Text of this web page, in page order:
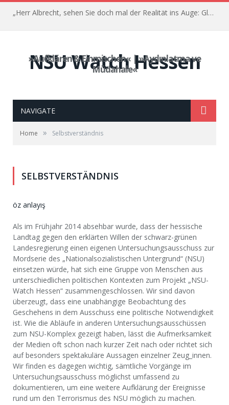
„Herr Albrecht, sehen Sie doch mal der Realität ins Auge: Glauben Sie, dass das was gebracht hat?“ – Der Prozess gegen Franco Albrecht – 35. Sitzung, 03. Juni 2022
NSU Watch Hessen
»Aufklären & Einmischen« | »Aydınlatma ve
Müdahale«
NAVIGATE
Home » Selbstverständnis
SELBSTVERSTÄNDNIS
öz anlayış
Als im Frühjahr 2014 absehbar wurde, dass der hessische
Landtag gegen den erklärten Willen der schwarz-grünen
Landesregierung einen eigenen Untersuchungsausschuss zur
Mordserie des „Nationalsozialistischen Untergrund“ (NSU)
einsetzen würde, hat sich eine Gruppe von Menschen aus
unterschiedlichen politischen Kontexten zum Projekt „NSU-
Watch Hessen“ zusammengeschlossen. Wir sind davon
überzeugt, dass eine unabhängige Beobachtung des
Geschehens in dem Ausschuss eine politische Notwendigkeit
ist. Wie die Abläufe in anderen Untersuchungsausschüssen
zum NSU-Komplex gezeigt haben, lässt die Aufmerksamkeit
der Medien oft schon nach kurzer Zeit nach oder richtet sich
auf besonders spektakuläre Aussagen einzelner Zeug_innen.
Wir finden es dagegen wichtig, sämtliche Vorgänge im
Untersuchungsausschuss möglichst umfassend zu
dokumentieren, um eine weitere Aufklärung der Ereignisse
rund um den Terrorismus des NSU möglich zu machen.